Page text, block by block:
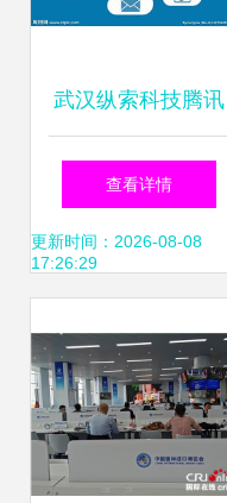
武汉纵索科技腾讯
云服务器服务 专
业、可靠的技术支
查看详情
更新时间：2026-08-08
17:26:29